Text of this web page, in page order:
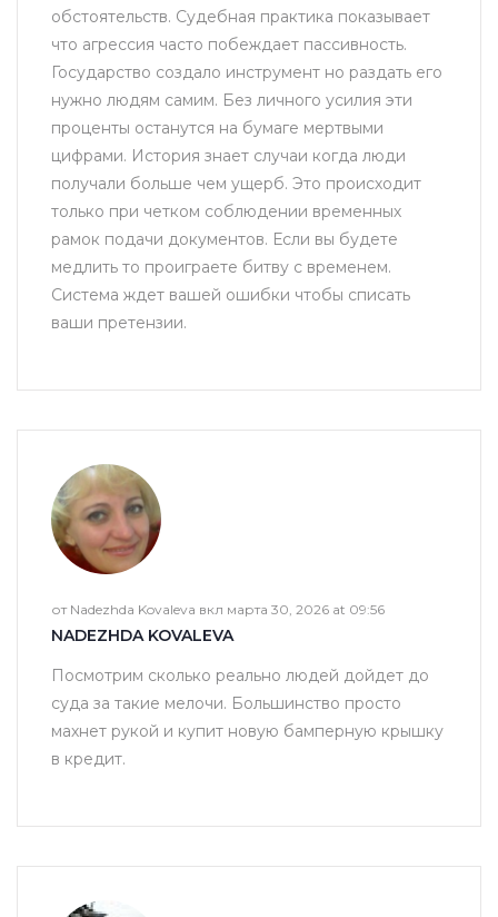
обстоятельств. Судебная практика показывает
что агрессия часто побеждает пассивность.
Государство создало инструмент но раздать его
нужно людям самим. Без личного усилия эти
проценты останутся на бумаге мертвыми
цифрами. История знает случаи когда люди
получали больше чем ущерб. Это происходит
только при четком соблюдении временных
рамок подачи документов. Если вы будете
медлить то проиграете битву с временем.
Система ждет вашей ошибки чтобы списать
ваши претензии.
от Nadezhda Kovaleva вкл марта 30, 2026 at 09:56
NADEZHDA KOVALEVA
Посмотрим сколько реально людей дойдет до
суда за такие мелочи. Большинство просто
махнет рукой и купит новую бамперную крышку
в кредит.